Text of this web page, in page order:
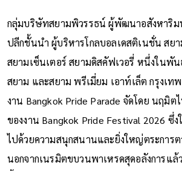
กลุ่มบริษัทสยามพิวรรธน์ ผู้พัฒนาอสังหาริม
ปลีกชั้นนำ ผู้บริหารโกลบอลเดสติเนชั่น สย
สยามเซ็นเตอร์ สยามดิสคัฟเวอรี่ หนึ่งในพัน
สยาม และสยาม พรีเมี่ยม เอาท์เล็ต กรุงเท
งาน Bangkok Pride Parade จัดโดย นฤมิต
ของงาน Bangkok Pride Festival 2026 ซึ่
ไปด้วยความสนุกสนานและยิ่งใหญ่ตระการ
นอกจากเนรมิตขบวนพาเหรดสุดอลังการแ